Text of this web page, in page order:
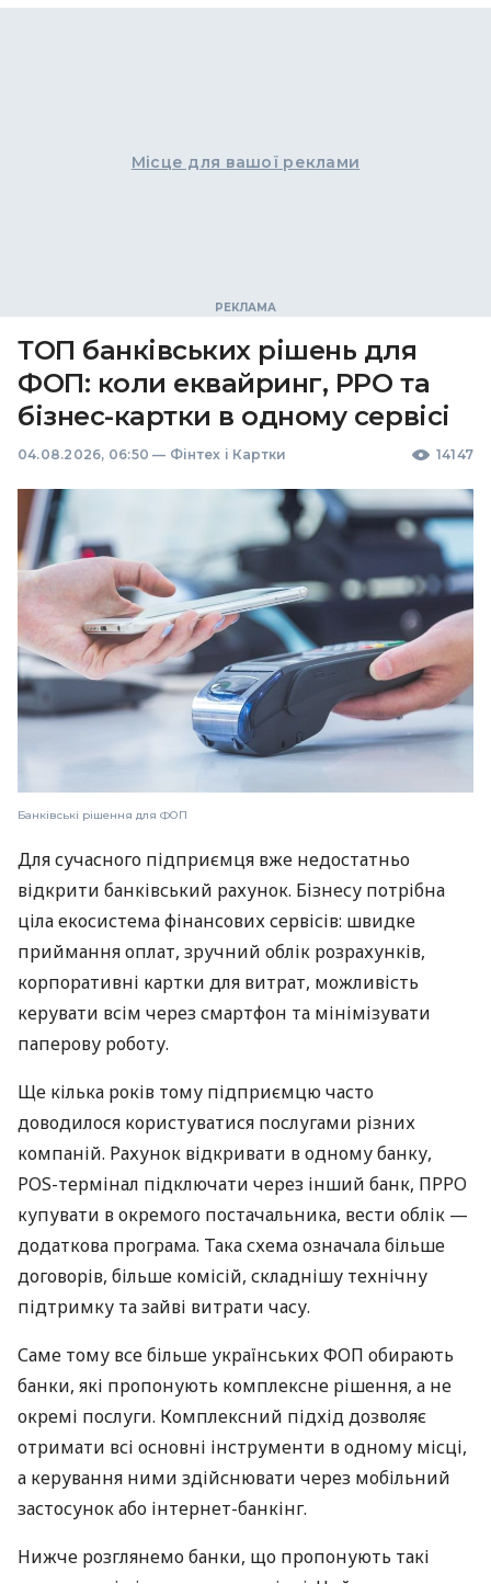
Місце для вашої реклами
ТОП банківських рішень для
ФОП: коли еквайринг, РРО та
бізнес-картки в одному сервісі
04.08.2026, 06:50 — Фінтех і Картки 14147
Банківські рішення для ФОП
Для сучасного підприємця вже недостатньо
відкрити банківський рахунок. Бізнесу потрібна
ціла екосистема фінансових сервісів: швидке
приймання оплат, зручний облік розрахунків,
корпоративні картки для витрат, можливість
керувати всім через смартфон та мінімізувати
паперову роботу.
Ще кілька років тому підприємцю часто
доводилося користуватися послугами різних
компаній. Рахунок відкривати в одному банку,
POS-термінал підключати через інший банк, ПРРО
купувати в окремого постачальника, вести облік —
додаткова програма. Така схема означала більше
договорів, більше комісій, складнішу технічну
підтримку та зайві витрати часу.
Саме тому все більше українських ФОП обирають
банки, які пропонують комплексне рішення, а не
окремі послуги. Комплексний підхід дозволяє
отримати всі основні інструменти в одному місці,
а керування ними здійснювати через мобільний
застосунок або інтернет-банкінг.
Нижче розглянемо банки, що пропонують такі